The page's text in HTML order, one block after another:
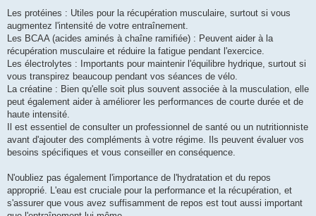
Les protéines : Utiles pour la récupération musculaire, surtout si vous
augmentez l'intensité de votre entraînement.
Les BCAA (acides aminés à chaîne ramifiée) : Peuvent aider à la
récupération musculaire et réduire la fatigue pendant l'exercice.
Les électrolytes : Importants pour maintenir l'équilibre hydrique, surtout si
vous transpirez beaucoup pendant vos séances de vélo.
La créatine : Bien qu'elle soit plus souvent associée à la musculation, elle
peut également aider à améliorer les performances de courte durée et de
haute intensité.
Il est essentiel de consulter un professionnel de santé ou un nutritionniste
avant d'ajouter des compléments à votre régime. Ils peuvent évaluer vos
besoins spécifiques et vous conseiller en conséquence.
N'oubliez pas également l'importance de l'hydratation et du repos
approprié. L'eau est cruciale pour la performance et la récupération, et
s'assurer que vous avez suffisamment de repos est tout aussi important